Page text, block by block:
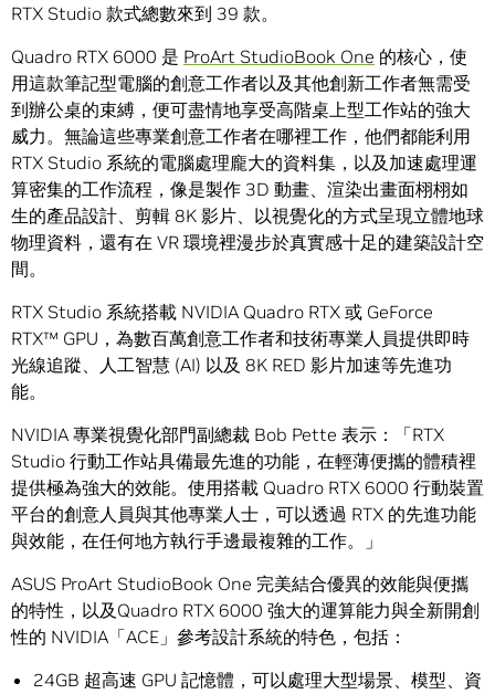
RTX Studio 款式總數來到 39 款。
Quadro RTX 6000 是 ProArt StudioBook One 的核心，使
用這款筆記型電腦的創意工作者以及其他創新工作者無需受
到辦公桌的束縛，便可盡情地享受高階桌上型工作站的強大
威力。無論這些專業創意工作者在哪裡工作，他們都能利用
RTX Studio 系統的電腦處理龐大的資料集，以及加速處理運
算密集的工作流程，像是製作 3D 動畫、渲染出畫面栩栩如
生的產品設計、剪輯 8K 影片、以視覺化的方式呈現立體地球
物理資料，還有在 VR 環境裡漫步於真實感十足的建築設計空
間。
RTX Studio 系統搭載 NVIDIA Quadro RTX 或 GeForce
RTX™ GPU，為數百萬創意工作者和技術專業人員提供即時
光線追蹤、人工智慧 (AI) 以及 8K RED 影片加速等先進功
能。
NVIDIA 專業視覺化部門副總裁 Bob Pette 表示：「RTX
Studio 行動工作站具備最先進的功能，在輕薄便攜的體積裡
提供極為強大的效能。使用搭載 Quadro RTX 6000 行動裝置
平台的創意人員與其他專業人士，可以透過 RTX 的先進功能
與效能，在任何地方執行手邊最複雜的工作。」
ASUS ProArt StudioBook One 完美結合優異的效能與便攜
的特性，以及Quadro RTX 6000 強大的運算能力與全新開創
性的 NVIDIA「ACE」參考設計系統的特色，包括：
24GB 超高速 GPU 記憶體，可以處理大型場景、模型、資